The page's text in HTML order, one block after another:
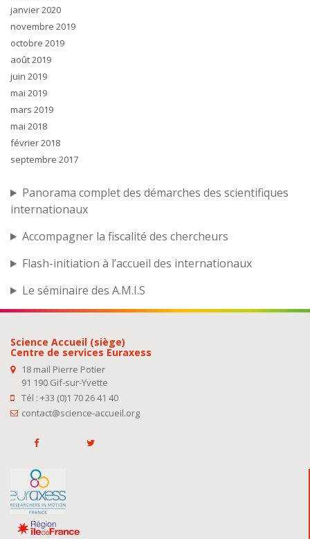
janvier 2020
novembre 2019
octobre 2019
août 2019
juin 2019
mai 2019
mars 2019
mai 2018
février 2018
septembre 2017
Panorama complet des démarches des scientifiques
internationaux
Accompagner la fiscalité des chercheurs
Flash-initiation à l’accueil des internationaux
Le séminaire des A.M.I.S
Science Accueil (siège)
Centre de services Euraxess
18 mail Pierre Potier
91 190 Gif-sur-Yvette
Tél : +33 (0)1 70 26 41 40
contact@science-accueil.org